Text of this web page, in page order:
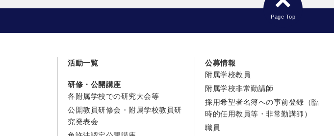
Page Top
活動一覧
研修・公開講座
各附属学校での研究大会等
公開教員研修会・附属学校教員研
究発表会
公募情報
附属学校教員
附属学校非常勤講師
採用希望者名簿への事前登録（臨
時的任用教員等・非常勤講師）
職員